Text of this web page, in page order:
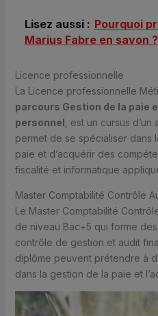
Lisez aussi : Pourquoi
Marius Fabre en savon ?
Licence professionnelle
La Licence professionnelle
parcours Gestion de la paie
personnel , est un cursus
permet de se spécialiser dans
paie et d’acquérir des
fiscalité et informatique
Master Comptabilité Contrôle
Le Master Comptabilité
de niveau Bac+5 qui forme
contrôle de gestion et audit
diplôme peuvent prétendre à
dans la gestion de la paie et